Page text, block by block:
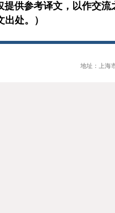
提供参考译文，以作交
处。）
地址：上海